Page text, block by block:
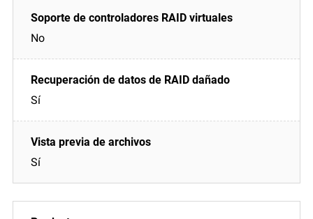
No
Sí
Sí